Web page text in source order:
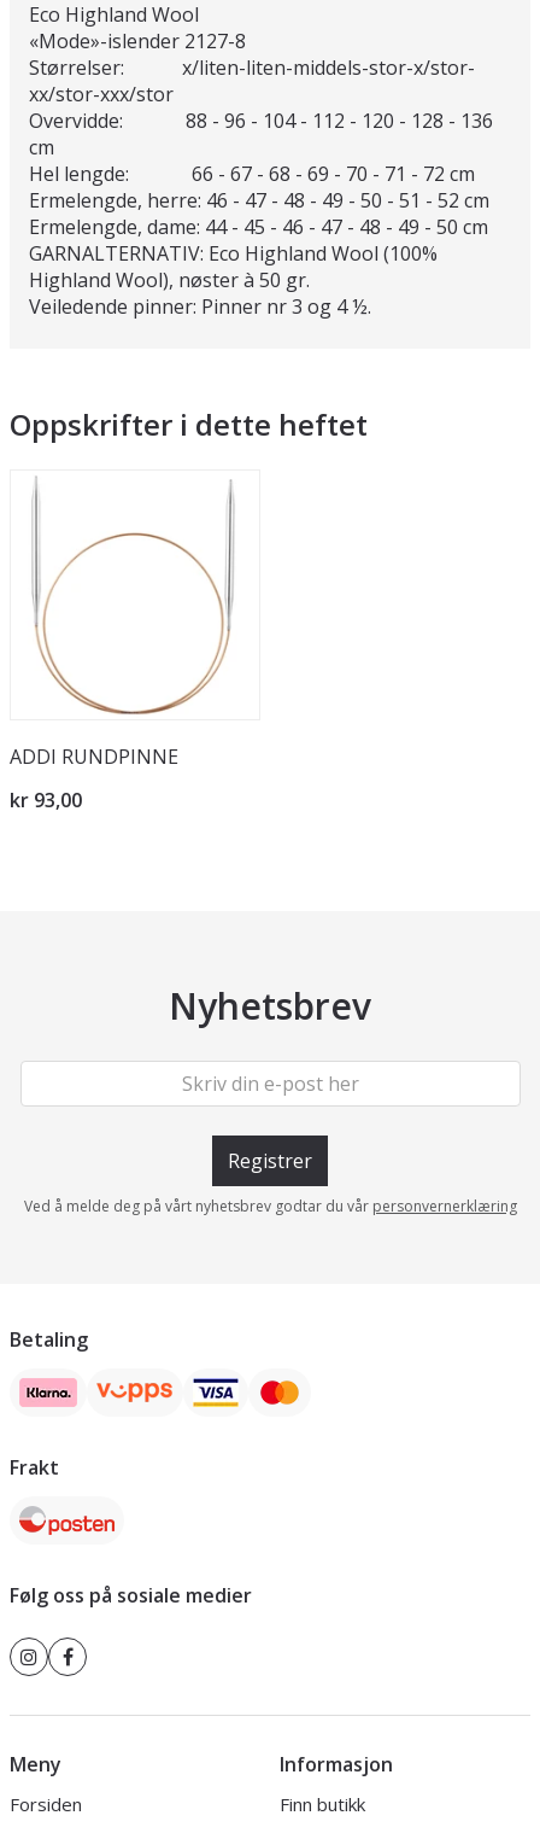
Eco Highland Wool
«Mode»-islender 2127-8
Størrelser: x/liten-liten-middels-stor-x/stor-
xx/stor-xxx/stor
Overvidde: 88 - 96 - 104 - 112 - 120 - 128 - 136
cm
Hel lengde: 66 - 67 - 68 - 69 - 70 - 71 - 72 cm
Ermelengde, herre: 46 - 47 - 48 - 49 - 50 - 51 - 52 cm
Ermelengde, dame: 44 - 45 - 46 - 47 - 48 - 49 - 50 cm
GARNALTERNATIV: Eco Highland Wool (100%
Highland Wool), nøster à 50 gr.
Veiledende pinner: Pinner nr 3 og 4 ½.
Oppskrifter i dette heftet
ADDI RUNDPINNE
kr 93,00
Nyhetsbrev
Registrer
Ved å melde deg på vårt nyhetsbrev godtar du vår personvernerklæring
Betaling
Frakt
Følg oss på sosiale medier
Meny
Forsiden
Informasjon
Finn butikk